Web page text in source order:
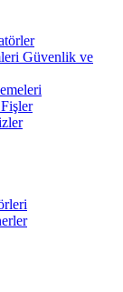
Güvenlik ve